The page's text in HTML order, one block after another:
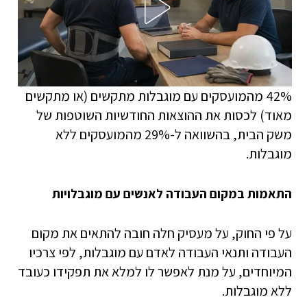
42% מהמועסקים עם מוגבלות מתקשים (או מתקשים
מאוד) לכסות את ההוצאות החודשיות השוטפות של
משק הבית, בהשוואה ל-29% מהמועסקים ללא
מוגבלות.
התאמות במקום העבודה לאנשים עם מוגבלויות
על פי החוק, על מעסיק חלה חובה להתאים את מקום
העבודה ותנאי העבודה לאדם עם מוגבלות, לפי צרכיו
המיוחדים, על מנת לאפשר לו למלא את תפקידו כעובד
ללא מוגבלות.